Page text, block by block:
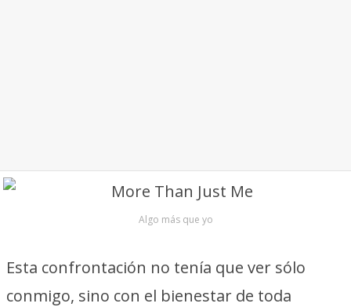
Algo más que yo
Esta confrontación no tenía que ver sólo
conmigo, sino con el bienestar de toda